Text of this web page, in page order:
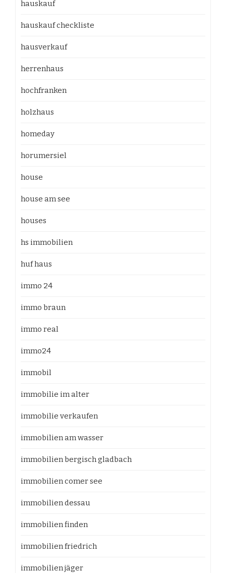
hauskauf
hauskauf checkliste
hausverkauf
herrenhaus
hochfranken
holzhaus
homeday
horumersiel
house
house am see
houses
hs immobilien
huf haus
immo 24
immo braun
immo real
immo24
immobil
immobilie im alter
immobilie verkaufen
immobilien am wasser
immobilien bergisch gladbach
immobilien comer see
immobilien dessau
immobilien finden
immobilien friedrich
immobilien jäger